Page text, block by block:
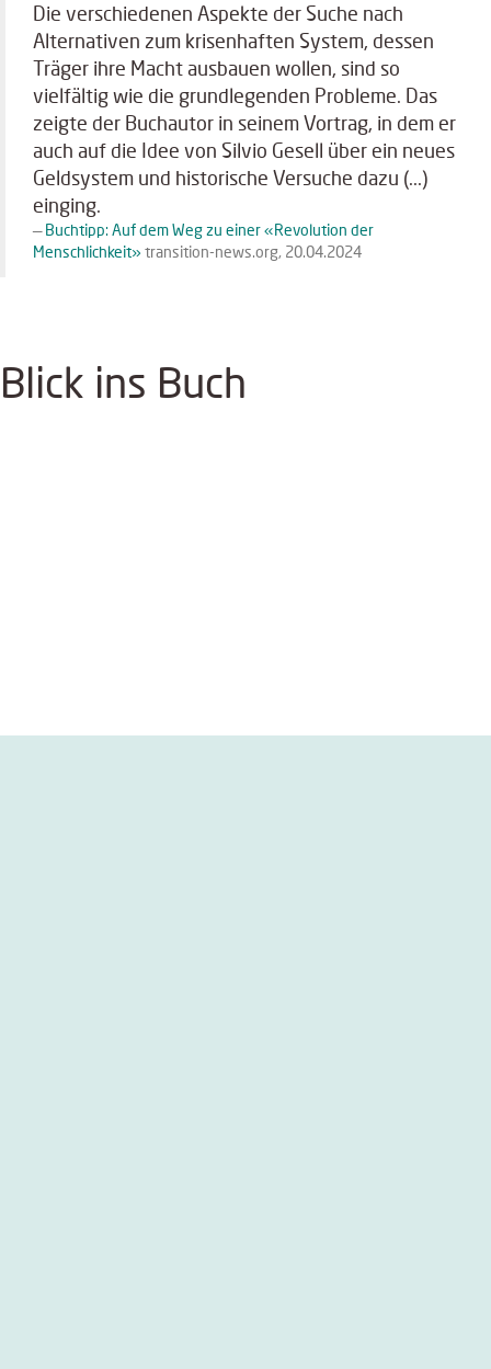
Die verschiedenen Aspekte der Suche nach
Alternativen zum krisenhaften System, dessen
Träger ihre Macht ausbauen wollen, sind so
vielfältig wie die grundlegenden Probleme. Das
zeigte der Buchautor in seinem Vortrag, in dem er
auch auf die Idee von Silvio Gesell über ein neues
Geldsystem und historische Versuche dazu (...)
einging.
Buchtipp: Auf dem Weg zu einer «Revolution der
Menschlichkeit» transition-news.org, 20.04.2024
Blick ins Buch